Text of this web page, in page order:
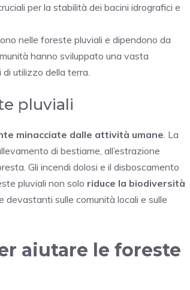
per la stabilità dei bacini idrografici e
nelle foreste pluviali e dipendono da
hanno sviluppato una vasta
utilizzo della terra.
pluviali
minacciate dalle attività umane . La
di bestiame, all’estrazione
Gli incendi dolosi e il disboscamento
pluviali non solo riduce la biodiversità
devastanti sulle comunità locali e sulle
aiutare le foreste